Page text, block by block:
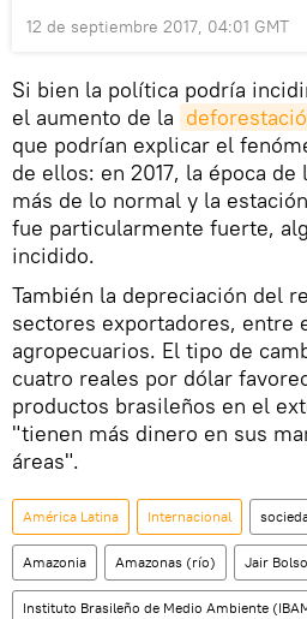
12 de septiembre 2017, 04:01 GMT
Si bien la política podría
el aumento de la
que podrían explicar el
de ellos: en 2017, la época
más de lo normal y la
fue particularmente fuerte,
incidido.
También la depreciación del
sectores exportadores, entre
agropecuarios. El tipo de
cuatro reales por dólar
productos brasileños en el
"tienen más dinero en sus
áreas".
América Latina Internacional
Amazonia Amazonas (río) Jair
Instituto Brasileño de Medio Ambiente